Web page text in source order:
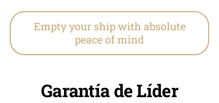
Empty your ship with absolute
peace of mind
Garantía de Líder